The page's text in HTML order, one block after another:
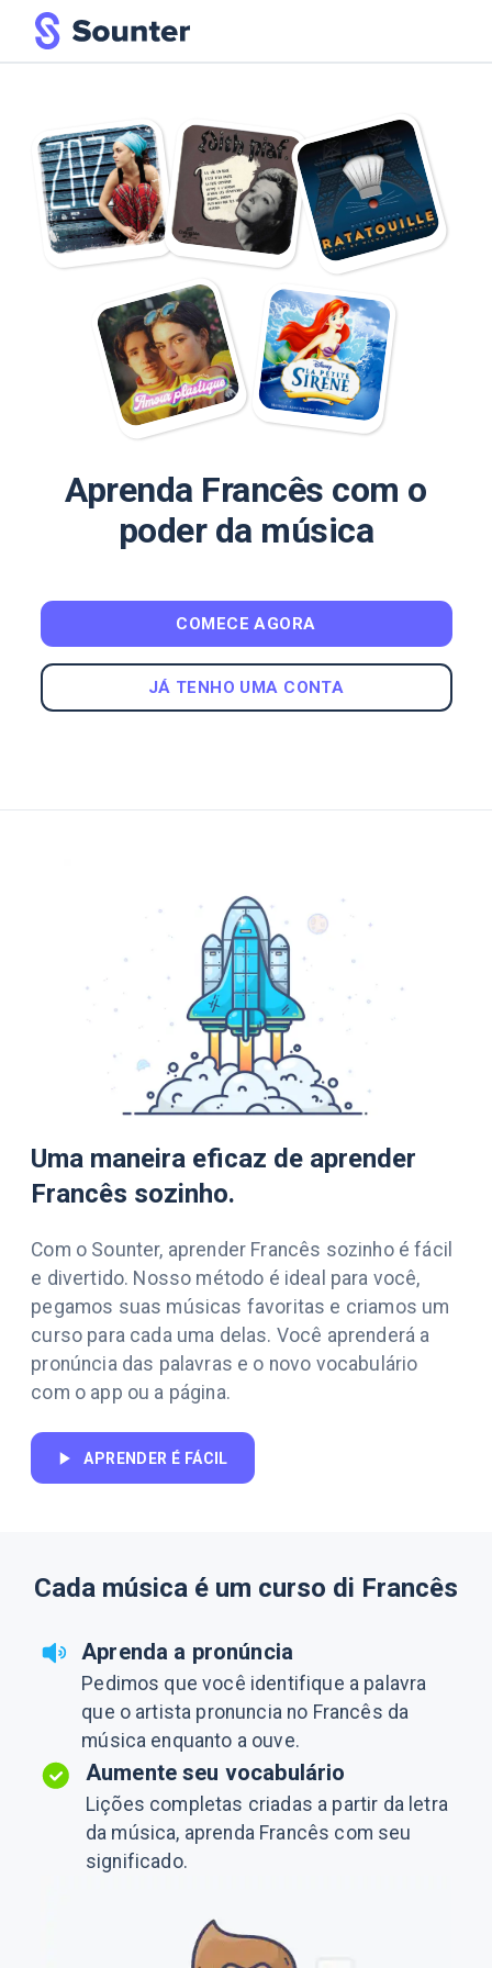
Aprenda Francês com o
poder da música
COMECE AGORA
JÁ TENHO UMA CONTA
Uma maneira eficaz de aprender
Francês sozinho.
Com o Sounter, aprender Francês sozinho é fácil
e divertido. Nosso método é ideal para você,
pegamos suas músicas favoritas e criamos um
curso para cada uma delas. Você aprenderá a
pronúncia das palavras e o novo vocabulário
com o app ou a página.
APRENDER É FÁCIL
Cada música é um curso di Francês
Aprenda a pronúncia
Pedimos que você identifique a palavra
que o artista pronuncia no Francês da
música enquanto a ouve.
Aumente seu vocabulário
Lições completas criadas a partir da letra
da música, aprenda Francês com seu
significado.